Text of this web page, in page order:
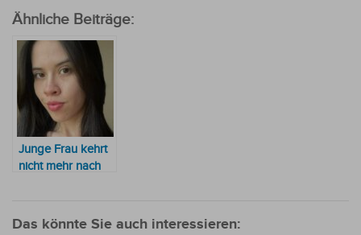
Ähnliche Beiträge:
Junge Frau kehrt
nicht mehr nach
Das könnte Sie auch interessieren: